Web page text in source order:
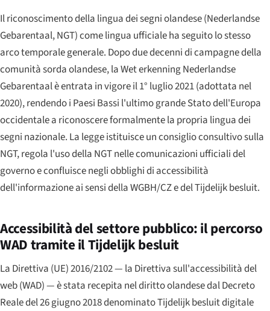
Il riconoscimento della lingua dei segni olandese (Nederlandse
Gebarentaal, NGT) come lingua ufficiale ha seguito lo stesso
arco temporale generale. Dopo due decenni di campagne della
comunità sorda olandese, laWet erkenning Nederlandse
Gebarentaalè entrata in vigore il 1° luglio 2021 (adottata nel
2020), rendendo i Paesi Bassi l'ultimo grande Stato dell'Europa
occidentale a riconoscere formalmente la propria lingua dei
segni nazionale. La legge istituisce un consiglio consultivo sulla
NGT, regola l'uso della NGT nelle comunicazioni ufficiali del
governo e confluisce negli obblighi di accessibilità
dell'informazione ai sensi della WGBH/CZ e del Tijdelijk besluit.
Accessibilità del settore pubblico: il percorso
WAD tramite il Tijdelijk besluit
La Direttiva (UE) 2016/2102 — la Direttiva sull'accessibilità del
web (WAD) — è stata recepita nel diritto olandese dal Decreto
Reale del 26 giugno 2018 denominatoTijdelijk besluit digitale